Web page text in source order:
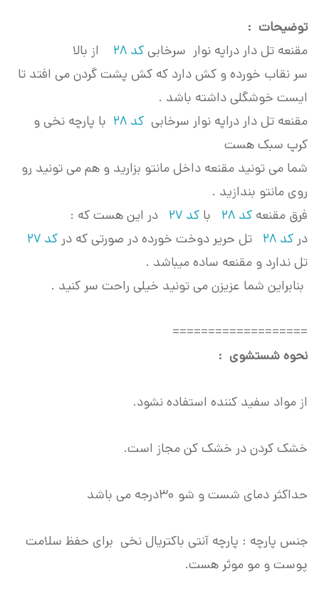
توضیحات :
مقنعه تل دار دراپه نوار سرخابی کد 28
از بالا
سر نقاب خورده و کش دارد که کش پشت گردن می افتد تا
ایست خوشگلی داشته باشد .
مقنعه تل دار دراپه نوار سرخابی کد 28
با پارچه نخی و
کرپ سبک هست
شما می تونید مقنعه داخل مانتو بزارید و هم می تونید رو
روی مانتو بندازید .
فرق مقنعه کد 28 با کد 27
در این هست که :
در کد 28 تل حریر دوخت خورده در صورتی که در کد 27
تل ندارد و مقنعه ساده میباشد .
بنابراین شما عزیزن می تونید خیلی راحت سر کنید .
===================
نحوه شستشوی :
از مواد سفید کننده استفاده نشود.
خشک کردن در خشک کن مجاز است.
حداکثر دمای شست و شو ۳۰درجه می باشد
جنس پارچه : پارچه آنتی باکتریال نخی برای حفظ سلامت
پوست و مو موثر هست.